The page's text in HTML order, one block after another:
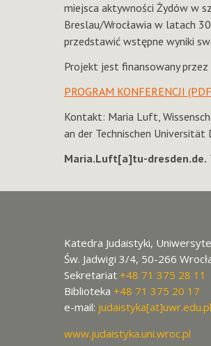
miejsca aktywności Żydów w
Breslau/Wrocławia w latach
przedstawić wstępne wyniki
Projekt jest finansowany
PROGRAM KONFERENCJI
Kontakt: Maria Luft,
an der Technischen
Maria.Luft[a]tu-dresden.de.
Katedra Judaistyki,
Św. Jadwigi 3/4, 50-266
Sekretariat +48 71 375 28 11
Biblioteka +48 71 375 20 17
e-mail: judaistyka[at]uwr.edu.pl
www.judaistyka.uni.wroc.pl